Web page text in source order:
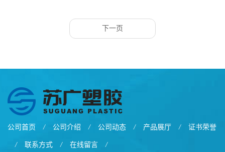
下一页
公司首页 / 公司介绍 / 公司动态 / 产品展厅 / 证书荣誉
/ 联系方式 / 在线留言 /